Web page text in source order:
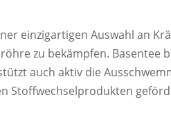
einzigartigen Auswahl an
zu bekämpfen. Basentee
auch aktiv die
Stoffwechselprodukten